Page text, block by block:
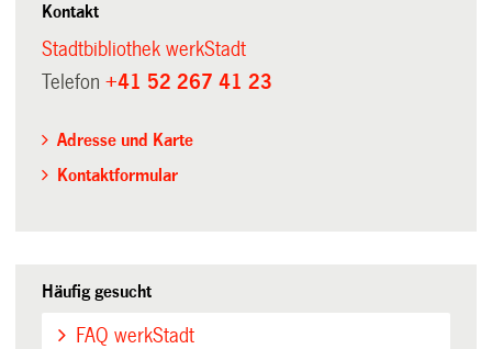
Kontakt
Stadtbibliothek werkStadt
Telefon+41 52 267 41 23
Adresse und Karte
Kontaktformular
Häufig gesucht
FAQ werkStadt